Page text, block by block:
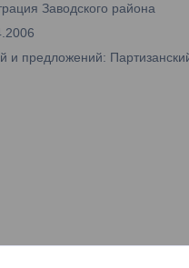
Заводского района
и предложений: